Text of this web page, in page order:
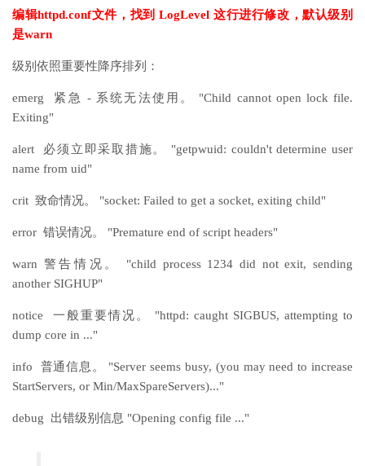
编辑httpd.conf文件，找到 LogLevel 这行进行修改，默认级别
是warn
级别依照重要性降序排列：
emerg 紧急 - 系统无法使用。 "Child cannot open lock file.
Exiting"
alert 必须立即采取措施。 "getpwuid: couldn't determine user
name from uid"
crit 致命情况。 "socket: Failed to get a socket, exiting child"
error 错误情况。 "Premature end of script headers"
warn 警告情况。 "child process 1234 did not exit, sending
another SIGHUP"
notice 一般重要情况。 "httpd: caught SIGBUS, attempting to
dump core in ..."
info 普通信息。 "Server seems busy, (you may need to increase
StartServers, or Min/MaxSpareServers)..."
debug 出错级别信息 "Opening config file ..."